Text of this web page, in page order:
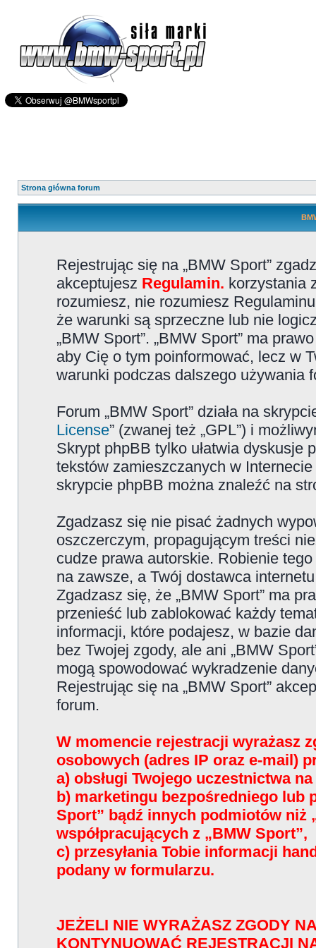
Strona główna forum
Rejestrując się na „BMW Sport”
akceptujesz Regulamin. korzystania
rozumiesz, nie rozumiesz
że warunki są sprzeczne lub nie
„BMW Sport”. „BMW Sport” ma
aby Cię o tym poinformować, lecz w
warunki podczas dalszego używania
Forum „BMW Sport” działa na
License” (zwanej też „GPL”) i
Skrypt phpBB tylko ułatwia dyskusje
tekstów zamieszczanych w
skrypcie phpBB można znaleźć na
Zgadzasz się nie pisać żadnych
oszczerczym, propagującym treści
cudze prawa autorskie. Robienie
na zawsze, a Twój dostawca
Zgadzasz się, że „BMW Sport” ma
przenieść lub zablokować każdy
informacji, które podajesz, w bazie
bez Twojej zgody, ale ani „BMW
mogą spowodować wykradzenie
Rejestrując się na „BMW Sport”
forum.
W momencie rejestracji wyrażasz
osobowych (adres IP oraz e-mail)
a) obsługi Twojego uczestnictwa
b) marketingu bezpośredniego lub
Sport” bądź innych podmiotów niż
współpracujących z „BMW Sport”,
c) przesyłania Tobie informacji
podany w formularzu.
JEŻELI NIE WYRAŻASZ ZGODY
KONTYNUOWAĆ REJESTRACJI